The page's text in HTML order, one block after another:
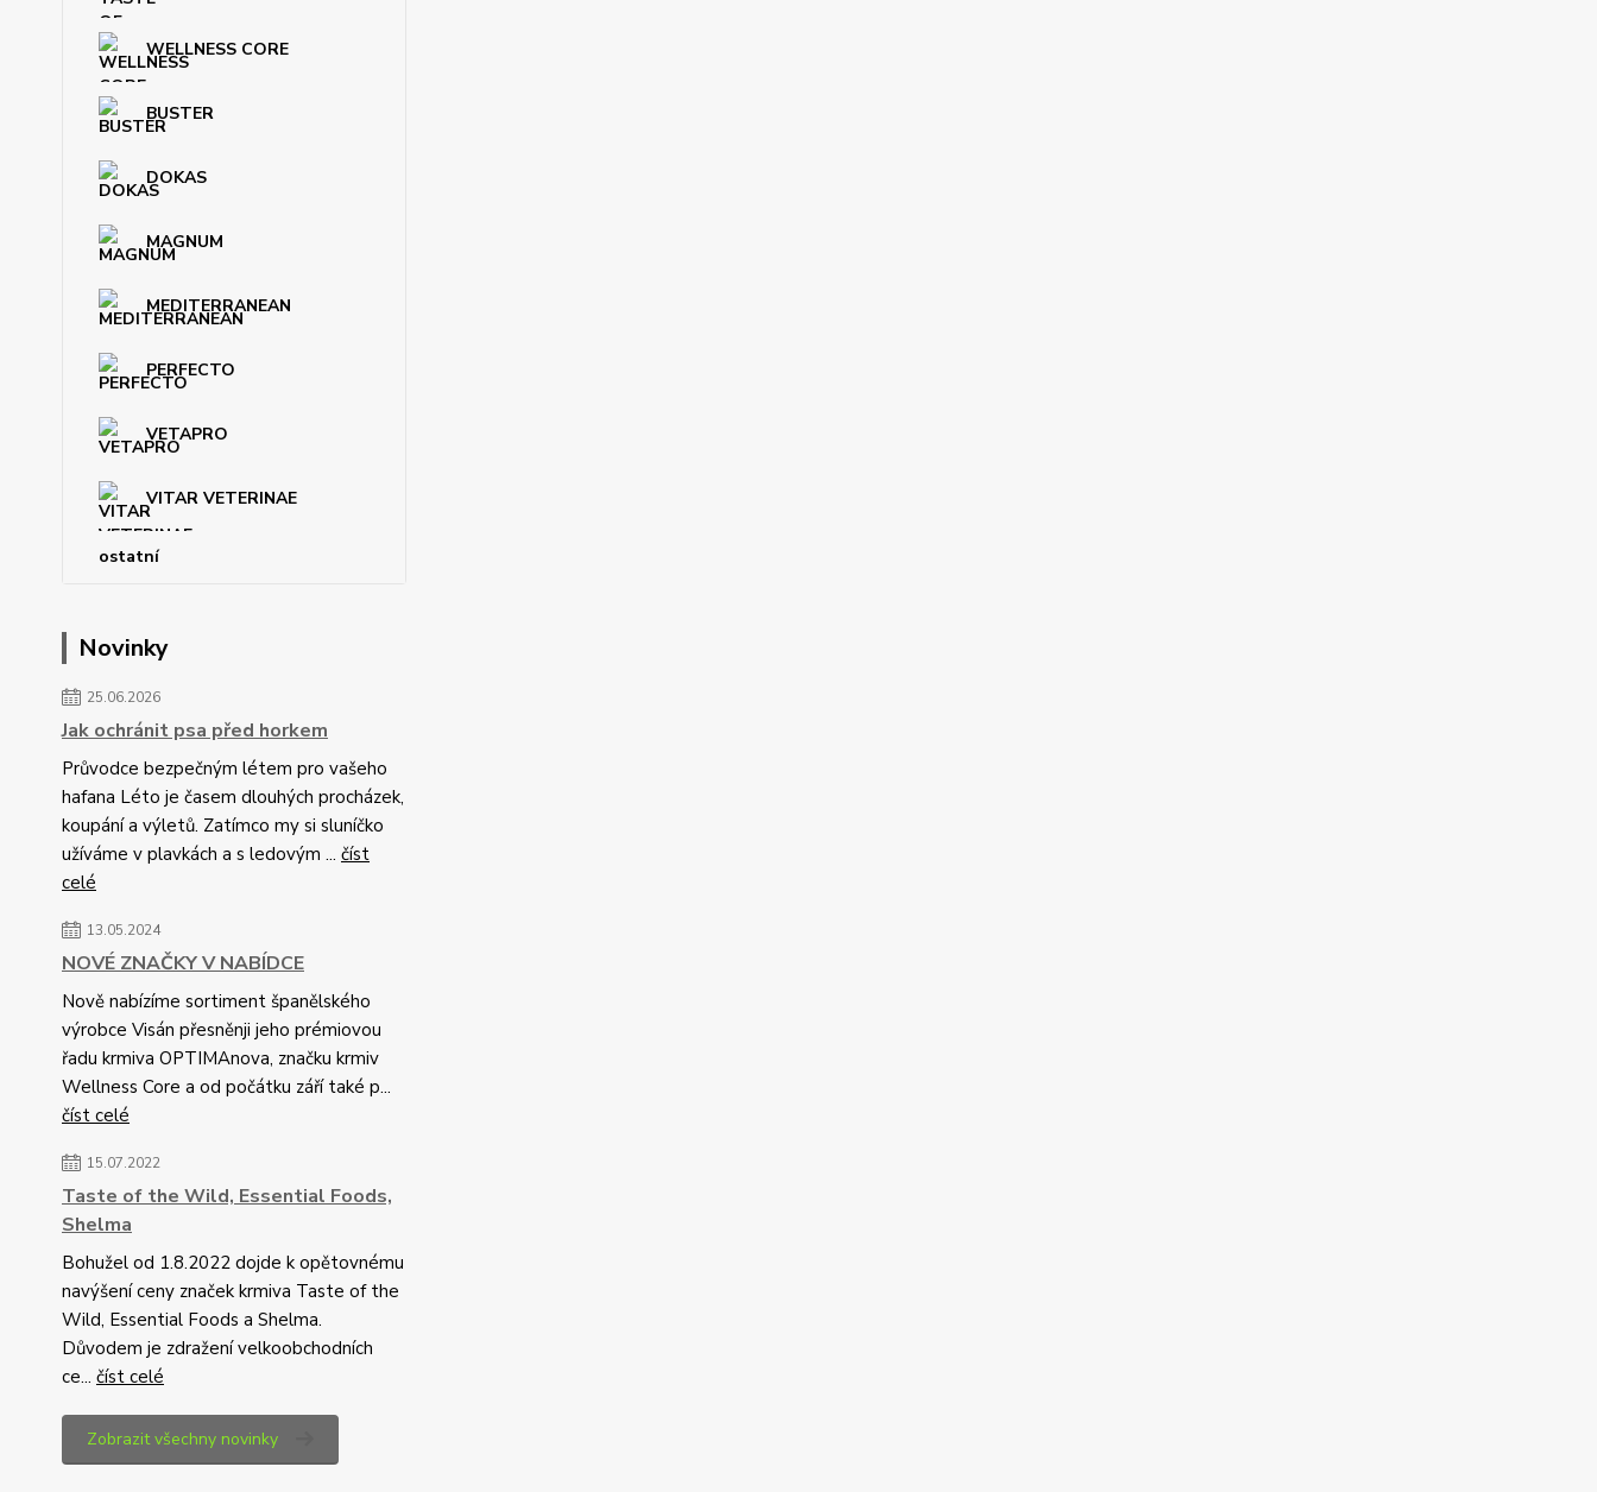
WELLNESS CORE
BUSTER
DOKAS
MAGNUM
MEDITERRANEAN
PERFECTO
VETAPRO
VITAR VETERINAE
ostatní
Novinky
25.06.2026
Jak ochránit psa před horkem
Průvodce bezpečným létem pro vašeho
hafana Léto je časem dlouhých procházek,
koupání a výletů. Zatímco my si sluníčko
užíváme v plavkách a s ledovým ... číst
celé
13.05.2024
NOVÉ ZNAČKY V NABÍDCE
Nově nabízíme sortiment španělského
výrobce Visán přesněnji jeho prémiovou
řadu krmiva OPTIMAnova, značku krmiv
Wellness Core a od počátku září také p...
číst celé
15.07.2022
Taste of the Wild, Essential Foods,
Shelma
Bohužel od 1.8.2022 dojde k opětovnému
navýšení ceny značek krmiva Taste of the
Wild, Essential Foods a Shelma.
Důvodem je zdražení velkoobchodních
ce... číst celé
Zobrazit všechny novinky